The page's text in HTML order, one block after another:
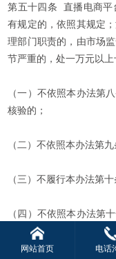
第五十四条 直播电商平
有规定的，依照其规定
理部门职责的，由市场
节严重的，处一万元以上
（一）不依照本办法第
核验的；
（二）不依照本办法第
（三）不履行本办法第
（四）不依照本办法第
分类管理制度的；
网站首页 电话